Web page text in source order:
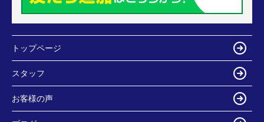
トップページ
スタッフ
お客様の声